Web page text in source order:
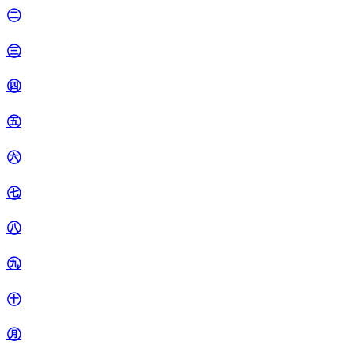
㊁
㊂
㊃
㊄
㊅
㊆
㊇
㊈
㊉
㊊